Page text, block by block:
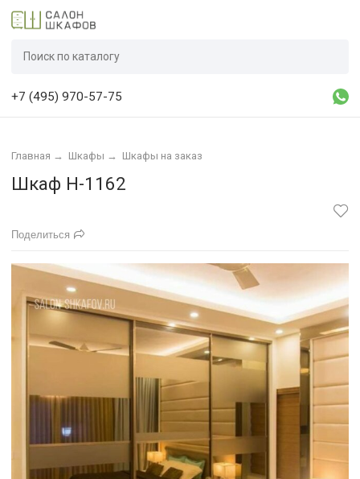
+7 (495) 970-57-75
Главная → Шкафы → Шкафы на заказ
Шкаф Н-1162
Поделиться